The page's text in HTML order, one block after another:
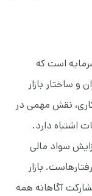
است که
و ساختار بازار
نقش مهمی در
اشتباه دارد.
سواد مالی
بازار
آگاهانه همه